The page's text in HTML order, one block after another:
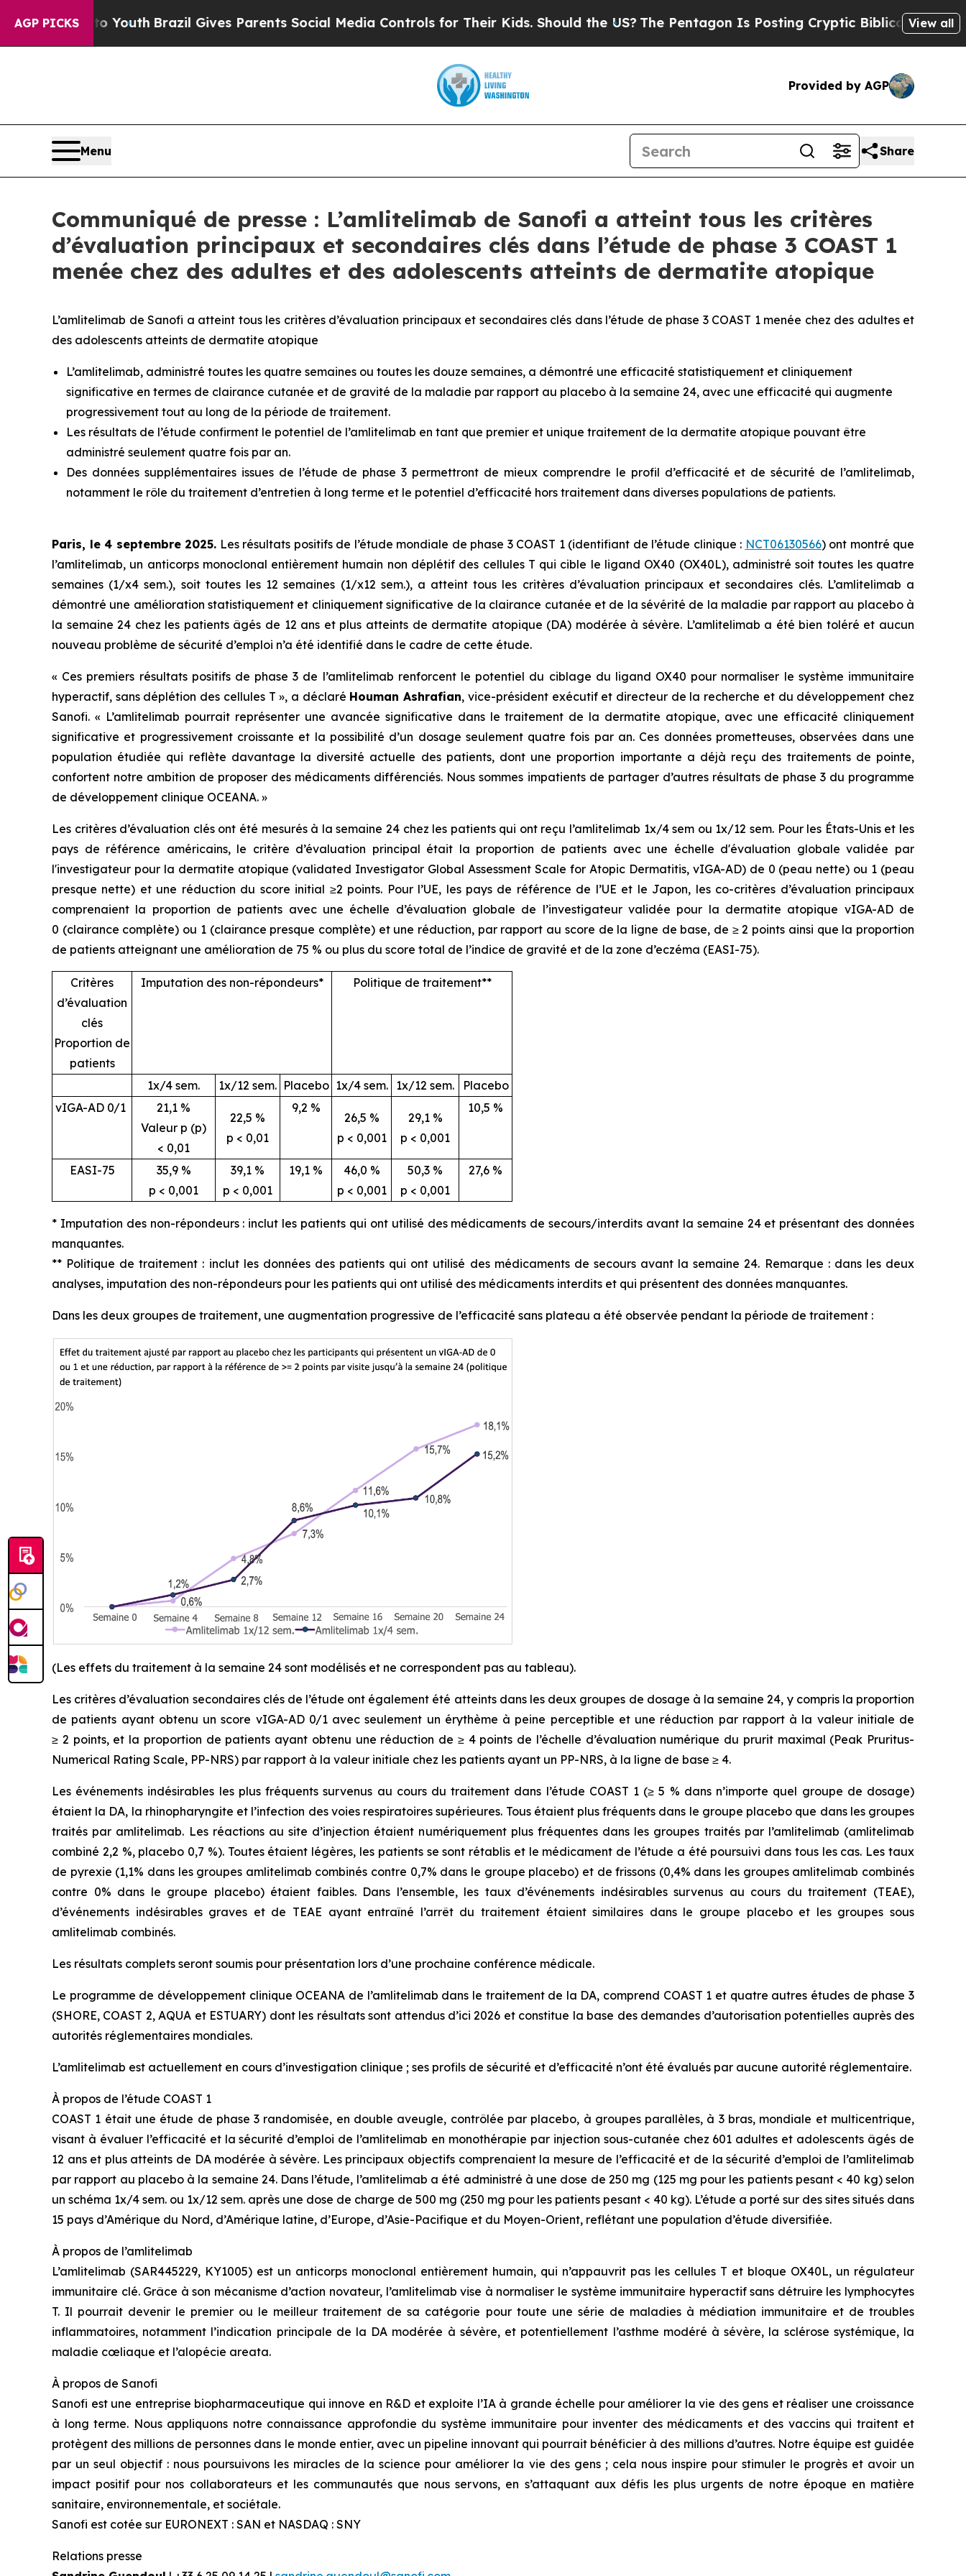
AGP PICKS
to YouthBrazil Gives Parents Social Media Controls for Their Kids. Should the US?The Pentagon Is Posting Cryptic Biblical Messages on Social
View all
Provided by AGP
Menu Share
Communiqué de presse : L’amlitelimab de Sanofi a atteint tous les critères
d’évaluation principaux et secondaires clés dans l’étude de phase 3 COAST 1
menée chez des adultes et des adolescents atteints de dermatite atopique
L’amlitelimab de Sanofi a atteint tous les critères d’évaluation principaux et secondaires clés dans l’étude de phase 3 COAST 1 menée chez des adultes et
des adolescents atteints de dermatite atopique
L’amlitelimab, administré toutes les quatre semaines ou toutes les douze semaines, a démontré une efficacité statistiquement et cliniquement
significative en termes de clairance cutanée et de gravité de la maladie par rapport au placebo à la semaine 24, avec une efficacité qui augmente
progressivement tout au long de la période de traitement.
Les résultats de l’étude confirment le potentiel de l’amlitelimab en tant que premier et unique traitement de la dermatite atopique pouvant être
administré seulement quatre fois par an.
Des données supplémentaires issues de l’étude de phase 3 permettront de mieux comprendre le profil d’efficacité et de sécurité de l’amlitelimab,
notamment le rôle du traitement d’entretien à long terme et le potentiel d’efficacité hors traitement dans diverses populations de patients.
Paris, le 4 septembre 2025. Les résultats positifs de l’étude mondiale de phase 3 COAST 1 (identifiant de l’étude clinique : NCT06130566) ont montré que
l’amlitelimab, un anticorps monoclonal entièrement humain non déplétif des cellules T qui cible le ligand OX40 (OX40L), administré soit toutes les quatre
semaines (1/x4 sem.), soit toutes les 12 semaines (1/x12 sem.), a atteint tous les critères d’évaluation principaux et secondaires clés. L’amlitelimab a
démontré une amélioration statistiquement et cliniquement significative de la clairance cutanée et de la sévérité de la maladie par rapport au placebo à
la semaine 24 chez les patients âgés de 12 ans et plus atteints de dermatite atopique (DA) modérée à sévère. L’amlitelimab a été bien toléré et aucun
nouveau problème de sécurité d’emploi n’a été identifié dans le cadre de cette étude.
« Ces premiers résultats positifs de phase 3 de l’amlitelimab renforcent le potentiel du ciblage du ligand OX40 pour normaliser le système immunitaire
hyperactif, sans déplétion des cellules T », a déclaré Houman Ashrafian, vice-président exécutif et directeur de la recherche et du développement chez
Sanofi. « L’amlitelimab pourrait représenter une avancée significative dans le traitement de la dermatite atopique, avec une efficacité cliniquement
significative et progressivement croissante et la possibilité d’un dosage seulement quatre fois par an. Ces données prometteuses, observées dans une
population étudiée qui reflète davantage la diversité actuelle des patients, dont une proportion importante a déjà reçu des traitements de pointe,
confortent notre ambition de proposer des médicaments différenciés. Nous sommes impatients de partager d’autres résultats de phase 3 du programme
de développement clinique OCEANA. »
Les critères d’évaluation clés ont été mesurés à la semaine 24 chez les patients qui ont reçu l’amlitelimab 1x/4 sem ou 1x/12 sem. Pour les États-Unis et les
pays de référence américains, le critère d’évaluation principal était la proportion de patients avec une échelle d'évaluation globale validée par
l'investigateur pour la dermatite atopique (validated Investigator Global Assessment Scale for Atopic Dermatitis, vIGA-AD) de 0 (peau nette) ou 1 (peau
presque nette) et une réduction du score initial ≥2 points. Pour l’UE, les pays de référence de l’UE et le Japon, les co-critères d’évaluation principaux
comprenaient la proportion de patients avec une échelle d’évaluation globale de l’investigateur validée pour la dermatite atopique vIGA-AD de
0 (clairance complète) ou 1 (clairance presque complète) et une réduction, par rapport au score de la ligne de base, de ≥ 2 points ainsi que la proportion
de patients atteignant une amélioration de 75 % ou plus du score total de l’indice de gravité et de la zone d’eczéma (EASI-75).
Critères
d’évaluation
clés
Proportion de
patients
Imputation des non-répondeurs* Politique de traitement**
1x/4 sem. 1x/12 sem. Placebo 1x/4 sem. 1x/12 sem.
Placebo
vIGA-AD 0/1
21,1 %
Valeur p (p)
< 0,01
22,5 %
p < 0,01
9,2 %
26,5 %
p < 0,001
29,1 %
p < 0,001
10,5 %
EASI-75
35,9 %
p < 0,001
39,1 %
p < 0,001
19,1 %
46,0 %
p < 0,001
50,3 %
p < 0,001
27,6 %
* Imputation des non-répondeurs : inclut les patients qui ont utilisé des médicaments de secours/interdits avant la semaine 24 et présentant des données
manquantes.
** Politique de traitement : inclut les données des patients qui ont utilisé des médicaments de secours avant la semaine 24. Remarque : dans les deux
analyses, imputation des non-répondeurs pour les patients qui ont utilisé des médicaments interdits et qui présentent des données manquantes.
Dans les deux groupes de traitement, une augmentation progressive de l’efficacité sans plateau a été observée pendant la période de traitement :
(Les effets du traitement à la semaine 24 sont modélisés et ne correspondent pas au tableau).
Les critères d’évaluation secondaires clés de l’étude ont également été atteints dans les deux groupes de dosage à la semaine 24, y compris la proportion
de patients ayant obtenu un score vIGA-AD 0/1 avec seulement un érythème à peine perceptible et une réduction par rapport à la valeur initiale de
≥ 2 points, et la proportion de patients ayant obtenu une réduction de ≥ 4 points de l’échelle d’évaluation numérique du prurit maximal (Peak Pruritus-
Numerical Rating Scale, PP-NRS) par rapport à la valeur initiale chez les patients ayant un PP-NRS, à la ligne de base ≥ 4.
Les événements indésirables les plus fréquents survenus au cours du traitement dans l’étude COAST 1 (≥ 5 % dans n’importe quel groupe de dosage)
étaient la DA, la rhinopharyngite et l’infection des voies respiratoires supérieures. Tous étaient plus fréquents dans le groupe placebo que dans les groupes
traités par amlitelimab. Les réactions au site d’injection étaient numériquement plus fréquentes dans les groupes traités par l’amlitelimab (amlitelimab
combiné 2,2 %, placebo 0,7 %). Toutes étaient légères, les patients se sont rétablis et le médicament de l’étude a été poursuivi dans tous les cas. Les taux
de pyrexie (1,1% dans les groupes amlitelimab combinés contre 0,7% dans le groupe placebo) et de frissons (0,4% dans les groupes amlitelimab combinés
contre 0% dans le groupe placebo) étaient faibles. Dans l’ensemble, les taux d’événements indésirables survenus au cours du traitement (TEAE),
d’événements indésirables graves et de TEAE ayant entraîné l’arrêt du traitement étaient similaires dans le groupe placebo et les groupes sous
amlitelimab combinés.
Les résultats complets seront soumis pour présentation lors d’une prochaine conférence médicale.
Le programme de développement clinique OCEANA de l’amlitelimab dans le traitement de la DA, comprend COAST 1 et quatre autres études de phase 3
(SHORE, COAST 2, AQUA et ESTUARY) dont les résultats sont attendus d’ici 2026 et constitue la base des demandes d’autorisation potentielles auprès des
autorités réglementaires mondiales.
L’amlitelimab est actuellement en cours d’investigation clinique ; ses profils de sécurité et d’efficacité n’ont été évalués par aucune autorité réglementaire.
À propos de l’étude COAST 1
COAST 1 était une étude de phase 3 randomisée, en double aveugle, contrôlée par placebo, à groupes parallèles, à 3 bras, mondiale et multicentrique,
visant à évaluer l’efficacité et la sécurité d’emploi de l’amlitelimab en monothérapie par injection sous-cutanée chez 601 adultes et adolescents âgés de
12 ans et plus atteints de DA modérée à sévère. Les principaux objectifs comprenaient la mesure de l’efficacité et de la sécurité d’emploi de l’amlitelimab
par rapport au placebo à la semaine 24. Dans l’étude, l’amlitelimab a été administré à une dose de 250 mg (125 mg pour les patients pesant < 40 kg) selon
un schéma 1x/4 sem. ou 1x/12 sem. après une dose de charge de 500 mg (250 mg pour les patients pesant < 40 kg). L’étude a porté sur des sites situés dans
15 pays d’Amérique du Nord, d’Amérique latine, d’Europe, d’Asie-Pacifique et du Moyen-Orient, reflétant une population d’étude diversifiée.
À propos de l’amlitelimab
L’amlitelimab (SAR445229, KY1005) est un anticorps monoclonal entièrement humain, qui n’appauvrit pas les cellules T et bloque OX40L, un régulateur
immunitaire clé. Grâce à son mécanisme d’action novateur, l’amlitelimab vise à normaliser le système immunitaire hyperactif sans détruire les lymphocytes
T. Il pourrait devenir le premier ou le meilleur traitement de sa catégorie pour toute une série de maladies à médiation immunitaire et de troubles
inflammatoires, notamment l’indication principale de la DA modérée à sévère, et potentiellement l’asthme modéré à sévère, la sclérose systémique, la
maladie cœliaque et l’alopécie areata.
À propos de Sanofi
Sanofi est une entreprise biopharmaceutique qui innove en R&D et exploite l’IA à grande échelle pour améliorer la vie des gens et réaliser une croissance
à long terme. Nous appliquons notre connaissance approfondie du système immunitaire pour inventer des médicaments et des vaccins qui traitent et
protègent des millions de personnes dans le monde entier, avec un pipeline innovant qui pourrait bénéficier à des millions d’autres. Notre équipe est guidée
par un seul objectif : nous poursuivons les miracles de la science pour améliorer la vie des gens ; cela nous inspire pour stimuler le progrès et avoir un
impact positif pour nos collaborateurs et les communautés que nous servons, en s’attaquant aux défis les plus urgents de notre époque en matière
sanitaire, environnementale, et sociétale.
Sanofi est cotée sur EURONEXT : SAN et NASDAQ : SNY
Relations presse